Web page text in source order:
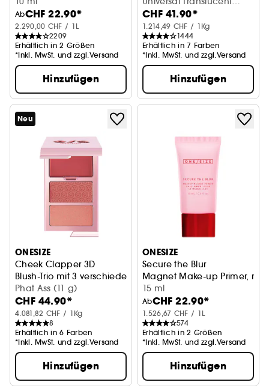
AbCHF 22.90*
2.290,00 CHF / 1L
2209
Erhältlich in 2 Größen
*Inkl. MwSt. und zzgl.Versand
Hinzufügen
(34.5g)
CHF 41.90*
1.214,49 CHF / 1Kg
1444
Erhältlich in 7 Farben
*Inkl. MwSt. und zzgl.Versand
Hinzufügen
Neu
ONESIZE
Cheek Clapper 3D
Blush-Trio mit 3 verschiedenen Texturen
Phat Ass (11 g)
CHF 44.90*
4.081,82 CHF / 1Kg
8
Erhältlich in 6 Farben
*Inkl. MwSt. und zzgl.Versand
Hinzufügen
ONESIZE
Secure the Blur
Magnet Make-up Primer, mit
15 ml
AbCHF 22.90*
1.526,67 CHF / 1L
574
Erhältlich in 2 Größen
*Inkl. MwSt. und zzgl.Versand
Hinzufügen